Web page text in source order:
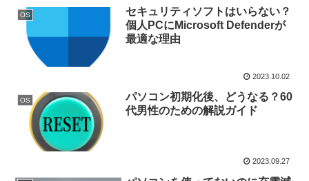
OS
セキュリティソフトはいらない？
個人PCにMicrosoft Defenderが
最適な理由
2023.10.02
OS
パソコン初期化後、どうなる？60
代男性のための解説ガイド
2023.09.27